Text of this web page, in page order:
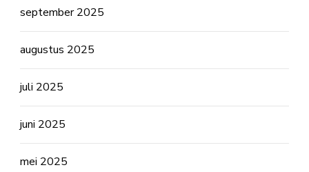
september 2025
augustus 2025
juli 2025
juni 2025
mei 2025